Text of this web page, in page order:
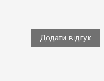
Додати відгук